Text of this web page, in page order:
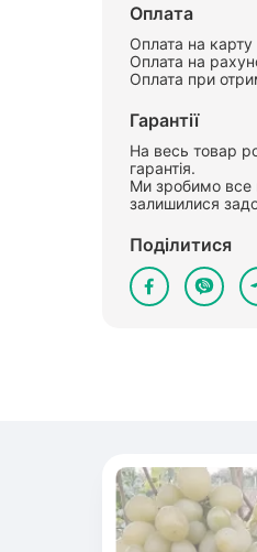
Оплата
Оплата на карту
Оплата на
Оплата при
Гарантії
На весь товар
гарантія.
Ми зробимо
залишилися
Поділитися